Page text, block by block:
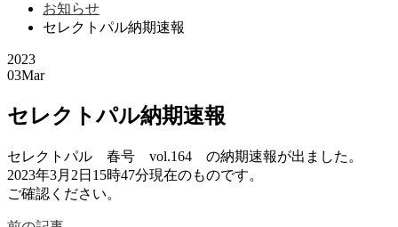
お知らせ
セレクトパル納期速報
2023
03Mar
セレクトパル納期速報
セレクトパル 春号 vol.164 の納期速報が出ました。
2023年3月2日15時47分現在のものです。
ご確認ください。